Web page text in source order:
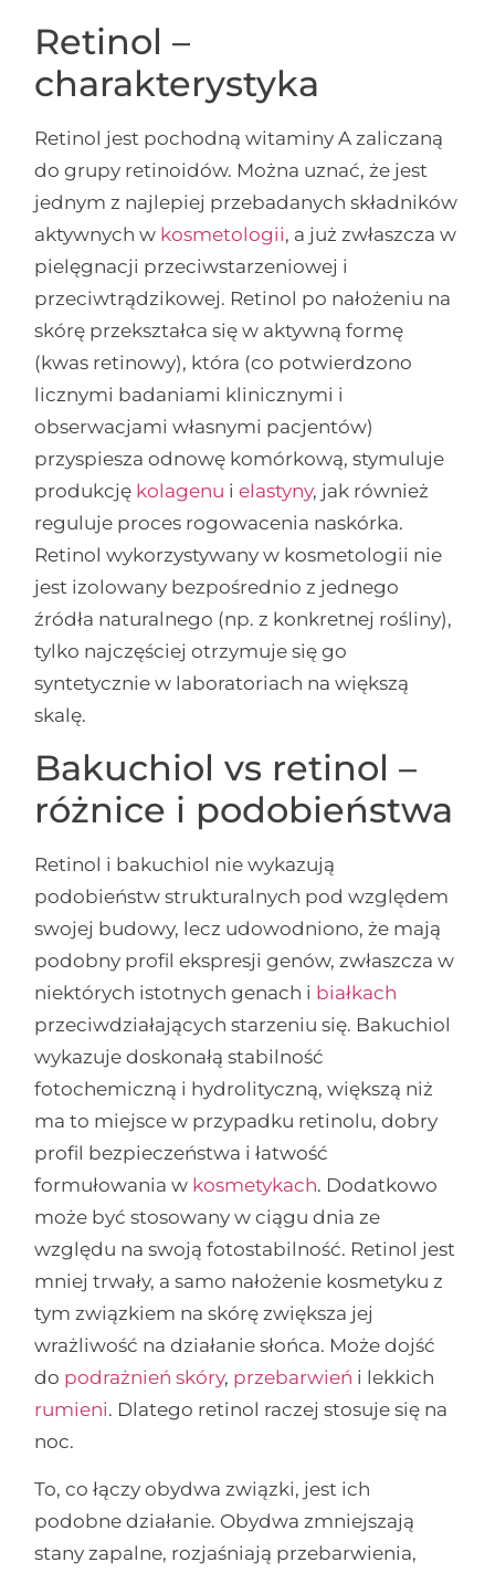
Retinol –
charakterystyka
Retinol jest pochodną witaminy A zaliczaną
do grupy retinoidów. Można uznać, że jest
jednym z najlepiej przebadanych składników
aktywnych w kosmetologii, a już zwłaszcza w
pielęgnacji przeciwstarzeniowej i
przeciwtrądzikowej. Retinol po nałożeniu na
skórę przekształca się w aktywną formę
(kwas retinowy), która (co potwierdzono
licznymi badaniami klinicznymi i
obserwacjami własnymi pacjentów)
przyspiesza odnowę komórkową, stymuluje
produkcję kolagenu ielastyny, jak również
reguluje proces rogowacenia naskórka.
Retinol wykorzystywany w kosmetologii nie
jest izolowany bezpośrednio z jednego
źródła naturalnego (np. z konkretnej rośliny),
tylko najczęściej otrzymuje się go
syntetycznie w laboratoriach na większą
skalę.
Bakuchiol vs retinol –
różnice i podobieństwa
Retinol i bakuchiol nie wykazują
podobieństw strukturalnych pod względem
swojej budowy, lecz udowodniono, że mają
podobny profil ekspresji genów, zwłaszcza w
niektórych istotnych genach i białkach
przeciwdziałających starzeniu się. Bakuchiol
wykazuje doskonałą stabilność
fotochemiczną i hydrolityczną, większą niż
ma to miejsce w przypadku retinolu, dobry
profil bezpieczeństwa i łatwość
formułowania w kosmetykach. Dodatkowo
może być stosowany w ciągu dnia ze
względu na swoją fotostabilność. Retinol jest
mniej trwały, a samo nałożenie kosmetyku z
tym związkiem na skórę zwiększa jej
wrażliwość na działanie słońca. Może dojść
do podrażnień skóry, przebarwień i lekkich
rumieni. Dlatego retinol raczej stosuje się na
noc.
To, co łączy obydwa związki, jest ich
podobne działanie. Obydwa zmniejszają
stany zapalne, rozjaśniają przebarwienia,